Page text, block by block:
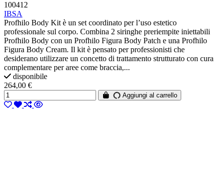
100412
IBSA
Profhilo Body Kit è un set coordinato per l’uso estetico
professionale sul corpo. Combina 2 siringhe preriempite iniettabili
Profhilo Body con un Profhilo Figura Body Patch e una Profhilo
Figura Body Cream. Il kit è pensato per professionisti che
desiderano utilizzare un concetto di trattamento strutturato con cura
complementare per aree come braccia,...
disponibile
264,00 €
Aggiungi al carrello